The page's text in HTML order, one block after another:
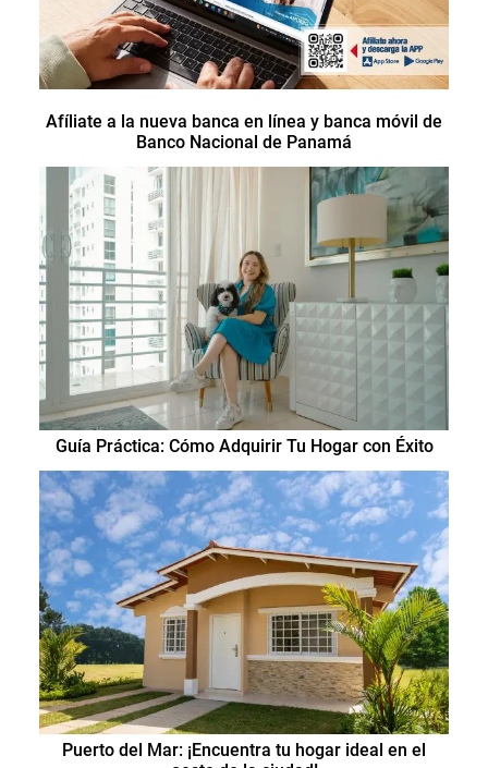
Afíliate a la nueva banca en línea y banca móvil de
Banco Nacional de Panamá
Guía Práctica: Cómo Adquirir Tu Hogar con Éxito
Puerto del Mar: ¡Encuentra tu hogar ideal en el